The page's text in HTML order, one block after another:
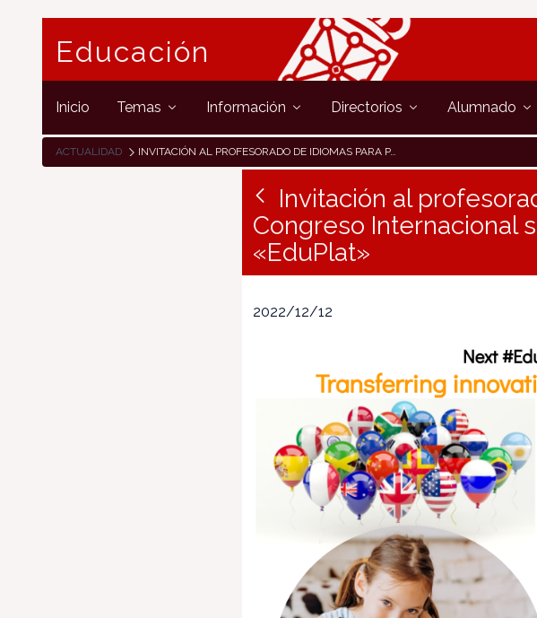
Educación
Inicio Temas Información Directorios Alumnado
ACTUALIDAD INVITACIÓN AL PROFESORADO DE IDIOMAS PARA PARTICIPAR EN EL CONGRESO INTERNACIONAL SOBRE RECURSOS EDUCATIVOS «EDUPLAT»
Invitación al
Congreso Internacional
«EduPlat»
2022/12/12